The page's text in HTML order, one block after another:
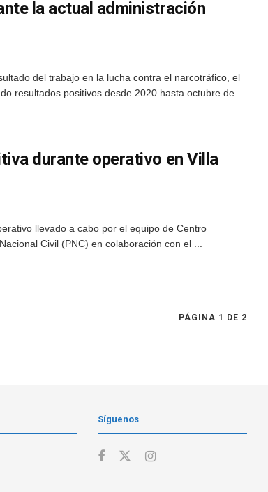
la actual administración
del trabajo en la lucha contra el narcotráfico, el
resultados positivos desde 2020 hasta octubre de ...
durante operativo en Villa
llevado a cabo por el equipo de Centro
Civil (PNC) en colaboración con el ...
PÁGINA 1 DE 2
Síguenos